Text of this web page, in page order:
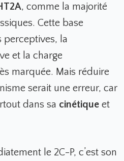
, comme la majorité
Cette base
perceptives, la
et la charge
marquée. Mais réduire
serait une erreur, car
dans sa cinétique et
le 2C-P, c’est son